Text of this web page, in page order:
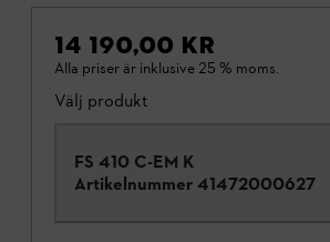
14 190,00 KR
Alla priser är inklusive 25 % moms.
Välj produkt
FS 410 C-EM K
Artikelnummer 41472000627